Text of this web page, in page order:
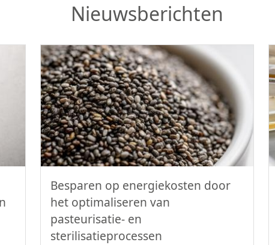
Nieuwsberichten
Besparen op energiekosten door
het optimaliseren van
pasteurisatie- en
sterilisatieprocessen